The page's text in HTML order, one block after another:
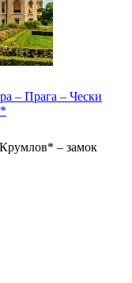
– Прага – Чески
– замок